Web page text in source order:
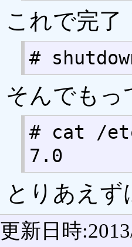
これで完了
#
そんでもっ
# cat /
7.0
とりあえ
更新日時